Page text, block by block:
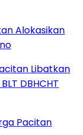
Alokasikan
Libatkan
DBHCHT
Pacitan